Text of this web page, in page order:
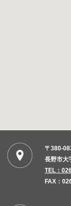
〒380-
長野市大
TEL：
FAX：